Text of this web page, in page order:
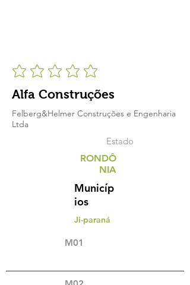
Alfa Construções
Felberg&Helmer Construções e Engenharia
Ltda
Estado
RONDÔ
NIA
Municíp
ios
Ji-paraná
M01